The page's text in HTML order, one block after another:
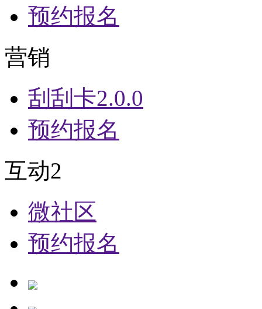
预约报名
营销
刮刮卡2.0.0
预约报名
互动2
微社区
预约报名